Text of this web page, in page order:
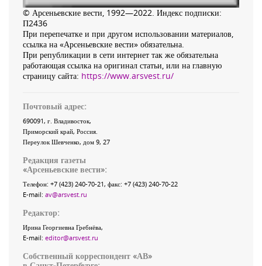
© Арсеньевские вести, 1992—2022. Индекс подписки:
П2436
При перепечатке и при другом использовании материалов,
ссылка на «Арсеньевские вести» обязательна.
При републикации в сети интернет так же обязательна
работающая ссылка на оригинал статьи, или на главную
страницу сайта: https://www.arsvest.ru/
Почтовый адрес:
690091, г. Владивосток,
Приморский край, Россия
Переулок Шевченко, дом 9, 27
Редакция газеты
«Арсеньевские вести»:
Телефон: +7 (423) 240-70-21, факс: +7 (423) 240-70-22
E-mail: av@arsvest.ru
Редактор:
Ирина Георгиевна Гребнёва,
E-mail: editor@arsvest.ru
Собственный корреспондент «АВ»